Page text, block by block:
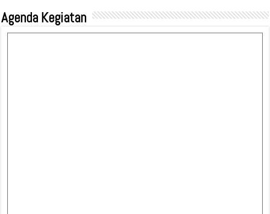
Agenda Kegiatan